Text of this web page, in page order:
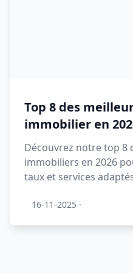
Top 8 des
immobilier en
Découvrez notre top 8
immobiliers en 2026
taux et services
16-11-2025 ·